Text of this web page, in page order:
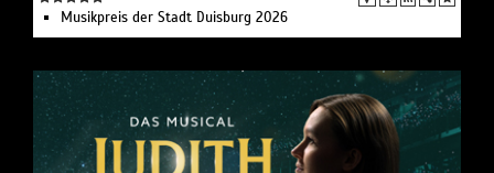
Musikpreis der Stadt Duisburg 2026